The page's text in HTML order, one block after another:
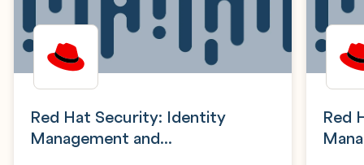
Red Hat Security: Identity
Management and
Red